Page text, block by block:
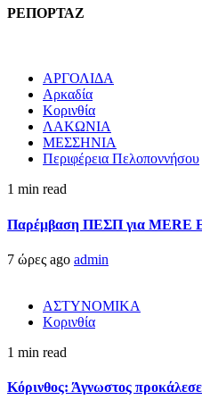
ΡΕΠΟΡΤΑΖ
ΑΡΓΟΛΙΔΑ
Αρκαδία
Κορινθία
ΛΑΚΩΝΙΑ
ΜΕΣΣΗΝΙΑ
Περιφέρεια Πελοποννήσου
1 min read
Παρέμβαση ΠΕΣΠ για MERE
7 ώρες ago admin
ΑΣΤΥΝΟΜΙΚΑ
Κορινθία
1 min read
Κόρινθος: Άγνωστος